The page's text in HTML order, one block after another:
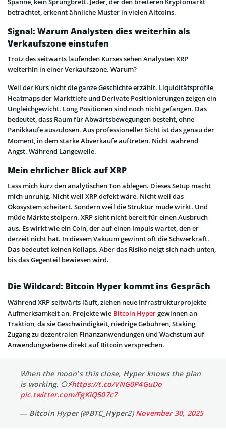
betrachtet, erkennt ähnliche Muster in vielen Altcoins.
Signal: Warum Analysten dies weiterhin als
Verkaufszone einstufen
Trotz des seitwärts laufenden Kurses sehen Analysten XRP
weiterhin in einer Verkaufszone. Warum?
Weil der Kurs nicht die ganze Geschichte erzählt. Liquiditätsprofile,
Heatmaps der Markttiefe und Derivate Positionierungen zeigen ein
Ungleichgewicht. Long Positionen sind noch nicht gefangen. Das
bedeutet, dass Raum für Abwärtsbewegungen besteht, ohne
Panikkäufe auszulösen. Aus professioneller Sicht ist das genau der
Moment, in dem starke Abverkäufe auftreten. Nicht während
Angst. Während Langeweile.
Mein ehrlicher Blick auf XRP
Lass mich kurz den analytischen Ton ablegen. Dieses Setup macht
mich unruhig. Nicht weil XRP defekt wäre. Nicht weil das
Ökosystem scheitert. Sondern weil die Struktur müde wirkt. Und
müde Märkte stolpern. XRP sieht nicht bereit für einen Ausbruch
aus. Es wirkt wie ein Coin, der auf einen Impuls wartet, den er
derzeit nicht hat. In diesem Vakuum gewinnt oft die Schwerkraft.
Das bedeutet keinen Kollaps. Aber das Risiko neigt sich nach unten,
bis das Gegenteil bewiesen wird.
Die Wildcard: Bitcoin Hyper kommt ins Gespräch
Während XRP seitwärts läuft, ziehen neue Infrastrukturprojekte
Aufmerksamkeit an. Projekte wie Bitcoin Hypergewinnen an
Traktion, da sie Geschwindigkeit, niedrige Gebühren, Staking,
Zugang zu dezentralen Finanzanwendungen und Wachstum auf
Anwendungsebene direkt auf Bitcoin versprechen.
When the moon’s this close, Hyper knows the plan
is working. 🌕⚡️https://t.co/VNG0P4GuDo
pic.twitter.com/FgKiQ507c7
— Bitcoin Hyper (@BTC_Hyper2)November 30, 2025